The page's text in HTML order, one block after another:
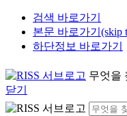
검색 바로가기
본문 바로가기(skip
하단정보 바로가기
무엇을
닫기